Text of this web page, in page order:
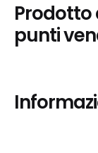
Prodotto
punti